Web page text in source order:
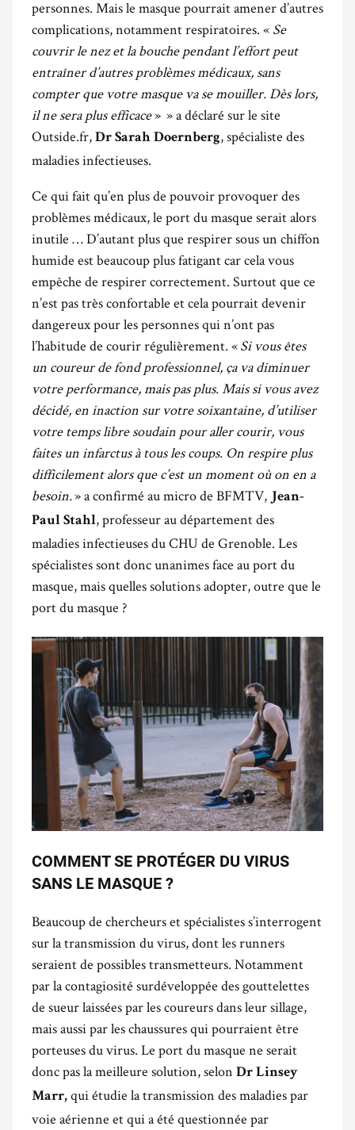
personnes. Mais le masque pourrait amener d’autres
complications, notamment respiratoires. « Se
couvrir le nez et la bouche pendant l’effort peut
entraîner d’autres problèmes médicaux, sans
compter que votre masque va se mouiller. Dès lors,
il ne sera plus efficace» » a déclaré sur le site
Outside.fr, Dr Sarah Doernberg, spécialiste des
maladies infectieuses.
Ce qui fait qu’en plus de pouvoir provoquer des
problèmes médicaux, le port du masque serait alors
inutile … D’autant plus que respirer sous un chiffon
humide est beaucoup plus fatigant car cela vous
empêche de respirer correctement. Surtout que ce
n’est pas très confortable et cela pourrait devenir
dangereux pour les personnes qui n’ont pas
l’habitude de courir régulièrement. «Si vous êtes
un coureur de fond professionnel, ça va diminuer
votre performance, mais pas plus. Mais si vous avez
décidé, en inaction sur votre soixantaine, d’utiliser
votre temps libre soudain pour aller courir, vous
faites un infarctus à tous les coups. On respire plus
difficilement alors que c’est un moment où on en a
besoin.» a confirmé au micro de BFMTV, Jean-
Paul Stahl, professeur au département des
maladies infectieuses du CHU de Grenoble. Les
spécialistes sont donc unanimes face au port du
masque, mais quelles solutions adopter, outre que le
port du masque ?
COMMENT SE PROTÉGER DU VIRUS
SANS LE MASQUE ?
Beaucoup de chercheurs et spécialistes s’interrogent
sur la transmission du virus, dont les runners
seraient de possibles transmetteurs. Notamment
par la contagiosité surdéveloppée des gouttelettes
de sueur laissées par les coureurs dans leur sillage,
mais aussi par les chaussures qui pourraient être
porteuses du virus. Le port du masque ne serait
donc pas la meilleure solution, selon Dr Linsey
Marr, qui étudie la transmission des maladies par
voie aérienne et qui a été questionnée par